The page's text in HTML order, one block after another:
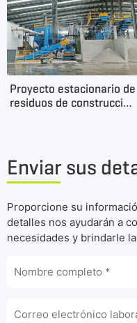
Proyecto estacionario de
residuos de construcción
Enviar sus
Proporcione su
detalles nos ayudarán a
necesidades y brindarle